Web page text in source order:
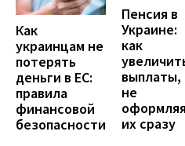
Как
украинцам не
потерять
деньги в ЕС:
правила
финансовой
безопасности
Пенсия в
Украине:
как
выплаты,
не
их сразу